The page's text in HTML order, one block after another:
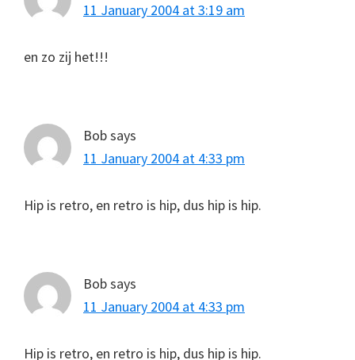
11 January 2004 at 3:19 am
en zo zij het!!!
Bobsays
11 January 2004 at 4:33 pm
Hip is retro, en retro is hip, dus hip is hip.
Bobsays
11 January 2004 at 4:33 pm
Hip is retro, en retro is hip, dus hip is hip.